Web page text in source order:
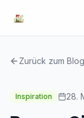
Zurück zum Blog
Inspiration 28.